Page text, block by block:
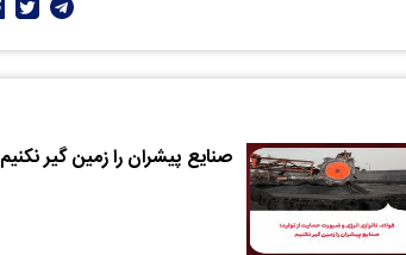
صنایع پیشران را زمین گیر نکنیم